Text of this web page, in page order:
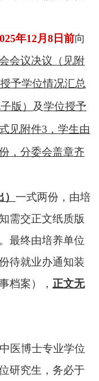
5年12月 8 日 前向
会议决议 （ 见附
授予学位情况汇总
版） 及学位授予
见附件3，学生由
，分委会盖章齐
一式两份，由培
需交正文纸质版
最终由培养单位
待就业办通知装
档案）， 正文无
医博士专业学位
研究生，务必于